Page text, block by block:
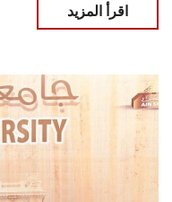
اقرأ المزيد